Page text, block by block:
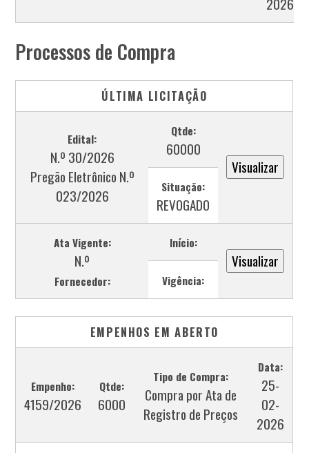
Processos de Compra
ÚLTIMA LICITAÇÃO
Edital:
N.º 30/2026
Pregão Eletrônico N.º
023/2026
Qtde:
60000
Situação:
REVOGADO
Ata Vigente:
N.º
Fornecedor:
Início:
Vigência:
EMPENHOS EM ABERTO
Empenho:
4159/2026
Qtde:
6000
Tipo de Compra:
Compra por Ata de
Registro de Preços
Data:
25-
02-
2026